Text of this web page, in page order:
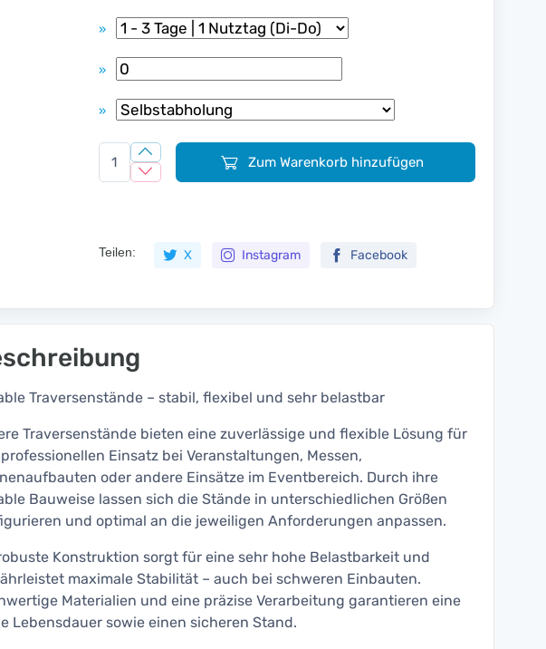
»
»
»
Zum Warenkorb hinzufügen
Teilen: X Instagram Facebook
Traversenstände – stabil, flexibel und sehr belastbar
Traversenstände bieten eine zuverlässige und flexible Lösung für
Einsatz bei Veranstaltungen, Messen,
oder andere Einsätze im Eventbereich. Durch ihre
Bauweise lassen sich die Stände in unterschiedlichen Größen
und optimal an die jeweiligen Anforderungen anpassen.
Konstruktion sorgt für eine sehr hohe Belastbarkeit und
maximale Stabilität – auch bei schweren Einbauten.
Materialien und eine präzise Verarbeitung garantieren eine
Lebensdauer sowie einen sicheren Stand.